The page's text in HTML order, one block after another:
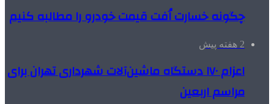
چگونه خسارت اُفت قیمت خودرو را مطالبه کنیم
2 هفته پیش
اعزام ۱۷۰ دستگاه ماشین‌آلات شهرداری تهران برای
مراسم اربعین